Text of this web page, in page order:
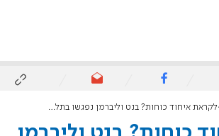
לקראת איחוד כוחות? בנט וליברמן נפגשו בתל אביב